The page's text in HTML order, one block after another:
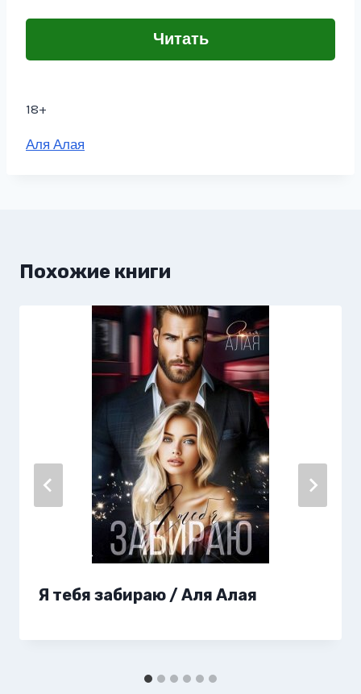
Читать
18+
Метки
Аля Алая
Похожие книги
Я тебя забираю / Аля Алая